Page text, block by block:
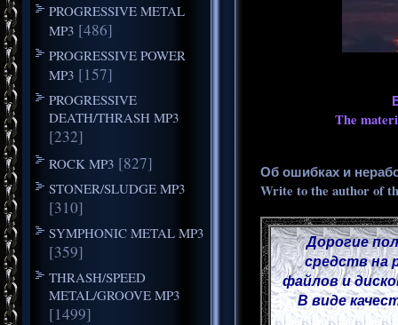
PROGRESSIVE METAL
MP3 [486]
PROGRESSIVE POWER
MP3 [157]
PROGRESSIVE
DEATH/THRASH MP3
[232]
ROCK MP3 [827]
STONER/SLUDGE MP3
[310]
SYMPHONIC METAL MP3
[359]
THRASH/SPEED
METAL/GROOVE MP3
[1499]
The
Об ошибках и
Write to the author of
Дорогие
средств на
файлов и
В виде